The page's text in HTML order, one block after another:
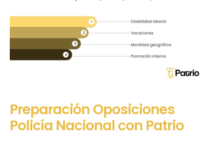
Preparación Oposiciones
Policía Nacional con Patrio